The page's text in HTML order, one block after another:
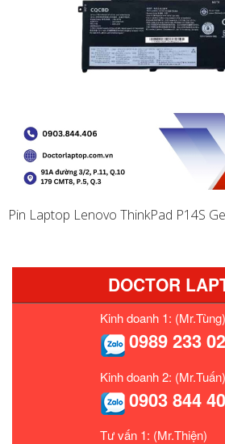
Pin Laptop Lenovo ThinkPad P14S
DOCTOR
Kinh doanh 1: (Mr.Tùng)
0989 233
Kinh doanh 2: (Mr.Tuấn)
0903 844
Tư vấn 1: (Mr.Thiện)